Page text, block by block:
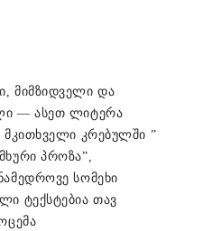
მიმზიდველი და
— ასეთ ლიტერა
მკითხველი კრებულში ”
პროზა”,
სომეხი
ტექსტებია თავ